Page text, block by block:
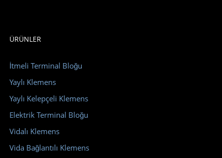
ÜRÜNLER
İtmeli Terminal Bloğu
Yaylı Klemens
Yaylı Kelepçeli Klemens
Elektrik Terminal Bloğu
Vidalı Klemens
Vida Bağlantılı Klemens